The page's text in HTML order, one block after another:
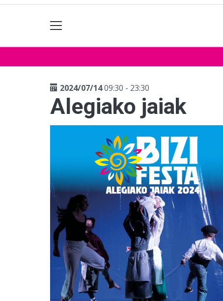
2024/07/1409:30 - 23:30
Alegiako jaiak